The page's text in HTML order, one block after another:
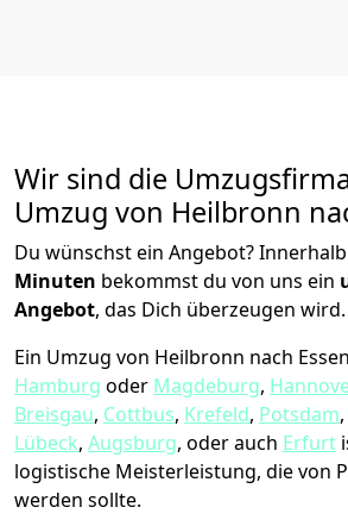
Wir sind die
Umzug von Heilbronn
Du wünschst ein Angebot?
Minuten bekommst du von uns ein
Angebot, das Dich überzeugen wird.
Ein Umzug von Heilbronn nach
Hamburg oder Magdeburg,
Breisgau, Cottbus, Krefeld, Potsdam,
Lübeck, Augsburg, oder auch Erfurt
logistische Meisterleistung, die von
werden sollte.